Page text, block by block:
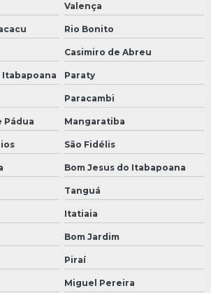
para sistema de fluido
de bombas
térmico
temperatura
comprar
Valença
Rio Bonito
Casimiro de Abreu
Itabapoana Paraty
Paracambi
Pádua Mangaratiba
São Fidélis
Bom Jesus do Itabapoana
Tanguá
Itatiaia
Bom Jardim
Piraí
Miguel Pereira